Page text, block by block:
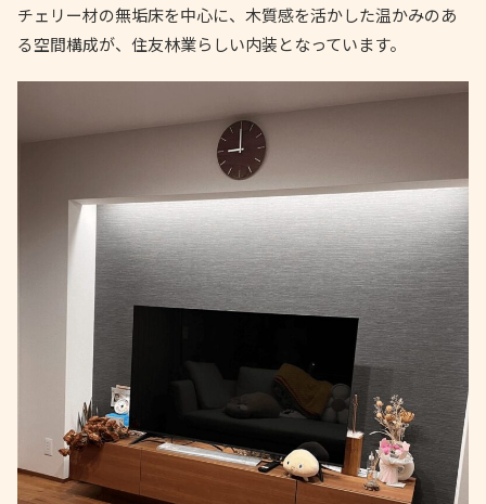
チェリー材の無垢床を中心に、木質感を活かした温かみのあ
る空間構成が、住友林業らしい内装となっています。